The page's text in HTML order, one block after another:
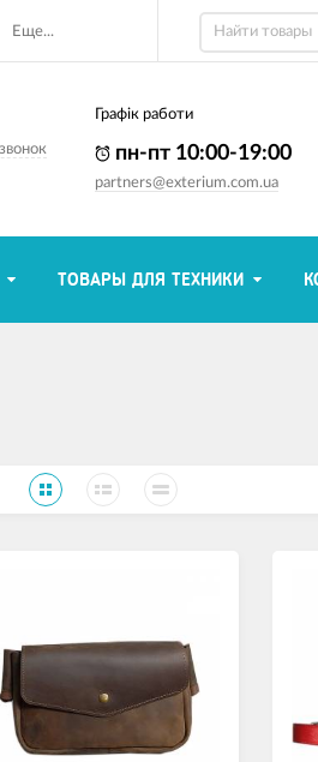
Еще...
Графік работи
пн-пт 10:00-19:00
partners@exterium.com.ua
ТОВАРЫ ДЛЯ ТЕХНИКИ